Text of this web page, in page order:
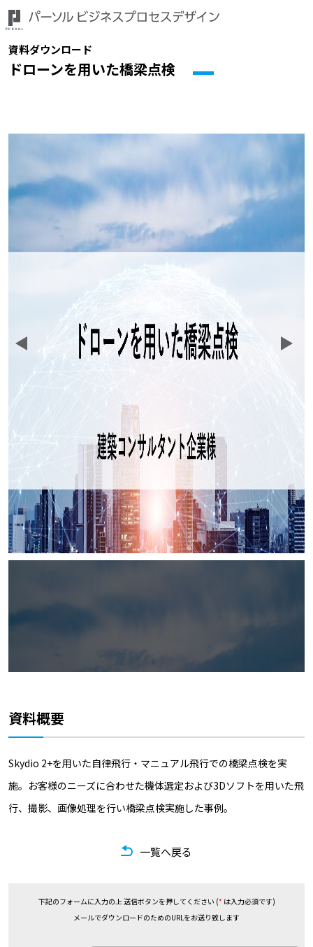
資料ダウンロード
ドローンを用いた橋梁点検
資料概要
Skydio 2+を用いた自律飛行・マニュアル飛行での橋梁点検を実
施。お客様のニーズに合わせた機体選定および3Dソフトを用いた飛
行、撮影、画像処理を行い橋梁点検実施した事例。
一覧へ戻る
下記のフォームに入力の上 送信ボタンを押してください (* は入力必須です)
メールでダウンロードのためのURLをお送り致します